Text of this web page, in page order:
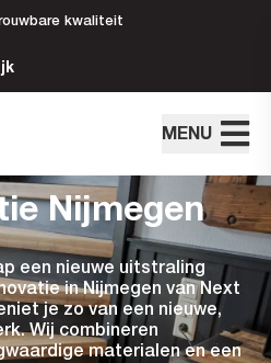
Ruime keuze aan stijlen
MENU
Nijmegen
een nieuwe uitstraling
in Nijmegen van Next
je zo van een nieuwe,
Wij combineren
materialen en een